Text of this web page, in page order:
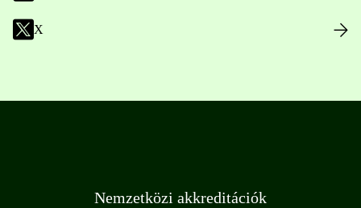
X
Nemzetközi akkreditációk